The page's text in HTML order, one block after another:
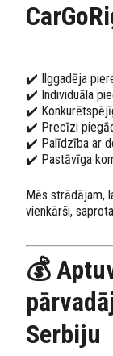
✔️ Ilggadēja
✔️ Individuāla
✔️
✔️ Precīzi
✔️ Palīdzība ar
✔️ Pastāvīga
Mēs strādājam,
vienkārši,
💰
Serbiju